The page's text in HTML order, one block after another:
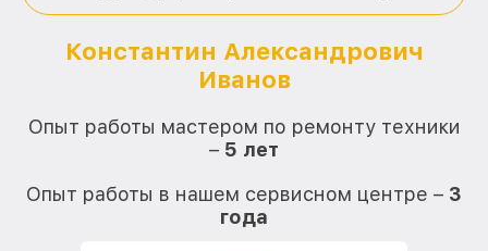
Константин Александрович
Иванов
Опыт работы мастером по ремонту техники
– 5 лет
Опыт работы в нашем сервисном центре – 3
года